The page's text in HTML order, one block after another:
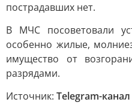
пострадавших нет.
В МЧС посоветовали
особенно жилые,
имущество от
разрядами.
Источник: Telegram-